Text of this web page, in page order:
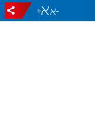
-
+